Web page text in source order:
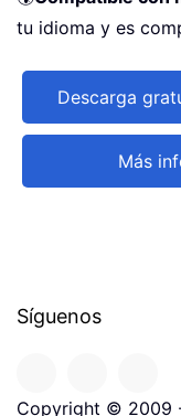
tu idioma y es
Descarga
Más
Síguenos
Copyright © 2009